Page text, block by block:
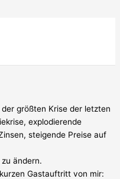
größten Krise der letzten
explodierende
steigende Preise auf
ändern.
Gastauftritt von mir: